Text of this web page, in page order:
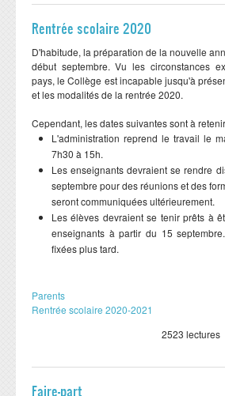
Rentrée scolaire 2020
D'habitude, la préparation de la nouvelle
début septembre. Vu les circonstances
pays, le Collège est incapable jusqu'à
et les modalités de la rentrée 2020.
Cependant, les dates suivantes sont à
L'administration reprend le travail le
7h30 à 15h.
Les enseignants devraient se rendre
septembre pour des réunions et des
seront communiquées ultérieurement.
Les élèves devraient se tenir prêts à
enseignants à partir du 15
fixées plus tard.
Parents
Rentrée scolaire 2020-2021
2523 lectures
Faire-part